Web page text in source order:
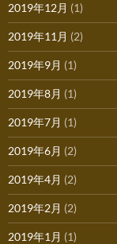
2019年12月 (1)
2019年11月 (2)
2019年9月 (1)
2019年8月 (1)
2019年7月 (1)
2019年6月 (2)
2019年4月 (2)
2019年2月 (2)
2019年1月 (1)